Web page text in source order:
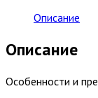
Описание
Описание
Особенности и